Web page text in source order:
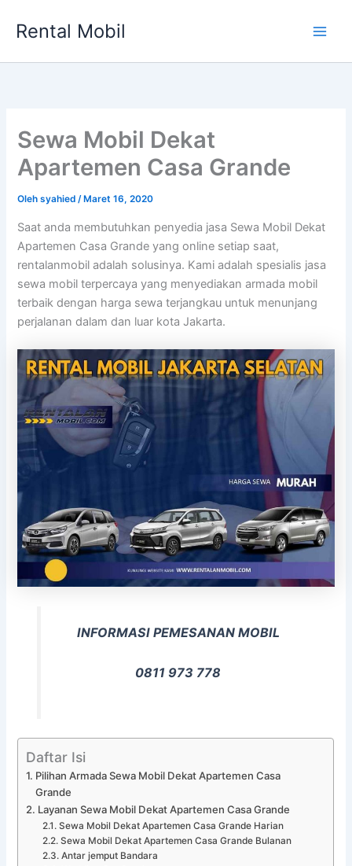
Rental Mobil
Sewa Mobil Dekat
Apartemen Casa Grande
Olehsyahied/ Maret 16, 2020
Saat anda membutuhkan penyedia jasa Sewa Mobil Dekat
Apartemen Casa Grande yang online setiap saat,
rentalanmobil adalah solusinya. Kami adalah spesialis jasa
sewa mobil terpercaya yang menyediakan armada mobil
terbaik dengan harga sewa terjangkau untuk menunjang
perjalanan dalam dan luar kota Jakarta.
INFORMASI PEMESANAN MOBIL
0811 973 778
Daftar Isi
Pilihan Armada Sewa Mobil Dekat Apartemen Casa
Grande
Layanan Sewa Mobil Dekat Apartemen Casa Grande
Sewa Mobil Dekat Apartemen Casa Grande Harian
Sewa Mobil Dekat Apartemen Casa Grande Bulanan
Antar jemput Bandara